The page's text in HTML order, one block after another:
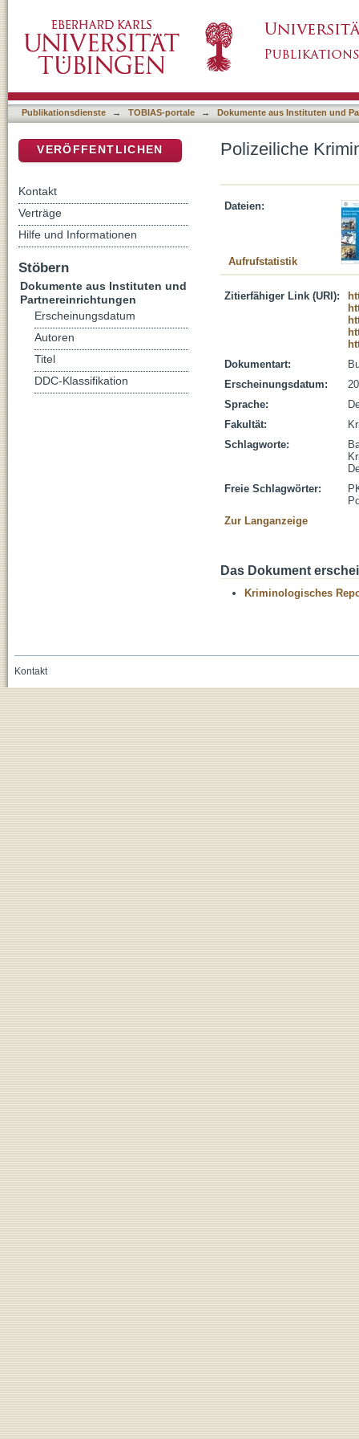
Publikationsdienste → TOBIAS-portale → Dokumente aus Instituten und
Polizeiliche
Dateien:
Aufrufstatistik
Zitierfähiger Link (URI):
Dokumentart:
Erscheinungsdatum:
Sprache:
Fakultät:
Schlagworte:
Freie Schlagwörter:
Zur Langanzeige
Das Dokument
Kriminologisches
VERÖFFENTLICHEN
Kontakt
Verträge
Hilfe und Informationen
Stöbern
Dokumente aus Instituten und
Partnereinrichtungen
Erscheinungsdatum
Autoren
Titel
DDC-Klassifikation
Kontakt